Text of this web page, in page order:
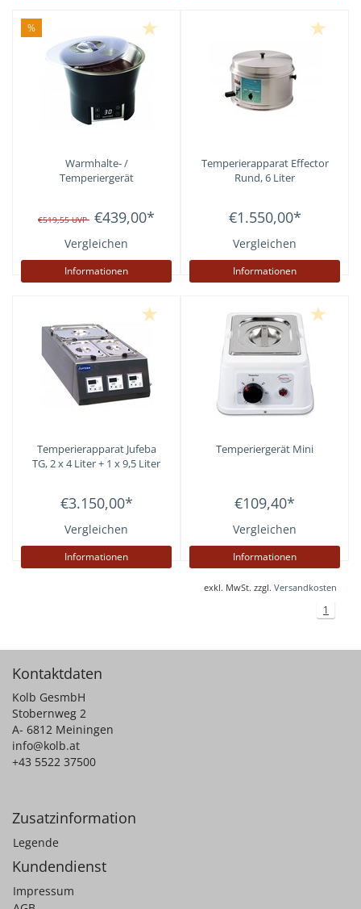
%
Warmhalte- /
Temperiergerät
€519,55UVP €439,00*
Vergleichen
Informationen
Temperierapparat Effector
Rund, 6 Liter
€1.550,00*
Vergleichen
Informationen
Temperierapparat Jufeba
TG, 2 x 4 Liter + 1 x 9,5 Liter
€3.150,00*
Vergleichen
Informationen
Temperiergerät Mini
€109,40*
Vergleichen
Informationen
exkl. MwSt. zzgl. Versandkosten
1
Kontaktdaten
Kolb GesmbH
Stobernweg 2
A- 6812 Meiningen
info@kolb.at
+43 5522 37500
Zusatzinformation
Legende
Kundendienst
Impressum